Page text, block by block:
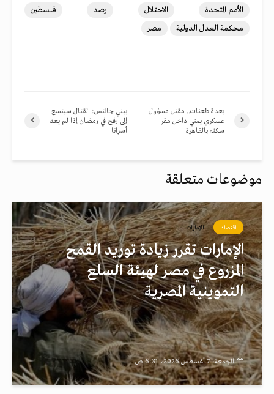
الأمم المتحدة الاحتلال رصد
فلسطين
محكمة العدل الدولية
مصر
بيني جانتس: القتال سيتسع
إلى رفح في رمضان إذا لم يعد
أسرانا
بعدة طعنات.. مقتل مسؤول
عسكري يمني داخل مقر
سكنه بالقاهرة
موضوعات متعلقة
اقتصاد الإمارات
الإمارات تقرر زيادة توريد القمح
المزروع في مصر لهيئة السلع
التموينية المصرية
الجمعة، 7 أغسطس 2026، 6:31 ص